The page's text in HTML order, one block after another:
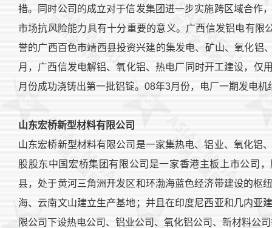
措。同时公司的成立对于信发集团进一步实施跨区域合作
市场抗风险能力具有十分重要的意义。广西信发铝电有限
誉的广西百色市靖西县投资兴建的集发电、矿山、氧化铝
月，广西信发电解铝、氧化铝、热电厂同时开工建设，仅
月份成功浇铸出第一批铝锭。08年3月份，电厂一期发电
山东宏桥新型材料有限公司
山东宏桥新型材料有限公司是一家集热电、铝业、氧化铝
股股东中国宏桥集团有限公司是一家香港主板上市公司
县，处于黄河三角洲开发区和环渤海蓝色经济带建设的枢
海、云南文山建立生产基地；并且在印度尼西亚和几内亚
限公司下设热电公司、铝业公司、氧化铝公司、新材料公